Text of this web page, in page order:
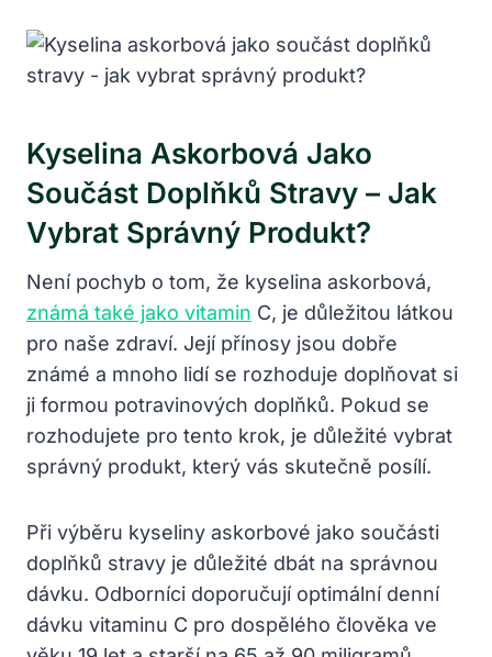
Kyselina Askorbová Jako
Součást Doplňků Stravy – Jak
Vybrat Správný Produkt?
Není pochyb o tom, že kyselina askorbová,
známá také jako vitamin C, je důležitou látkou
pro naše zdraví. Její přínosy jsou dobře
známé a mnoho lidí se rozhoduje doplňovat si
ji formou potravinových doplňků. Pokud se
rozhodujete pro tento krok, je důležité vybrat
správný produkt, který vás skutečně posílí.
Při výběru kyseliny askorbové jako součásti
doplňků stravy je důležité dbát na správnou
dávku. Odborníci doporučují optimální denní
dávku vitaminu C pro dospělého člověka ve